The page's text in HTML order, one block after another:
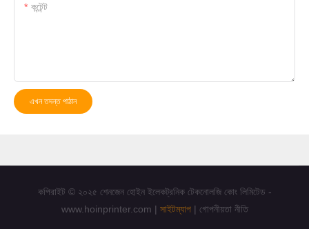
কন্টেন্ট
এখন তদন্ত পাঠান
কপিরাইট © ২০২৫ শেনজেন হোইন ইলেকট্রনিক টেকনোলজি কোং লিমিটেড -
www.hoinprinter.com | সাইটম্যাপ| গোপনীয়তা নীতি